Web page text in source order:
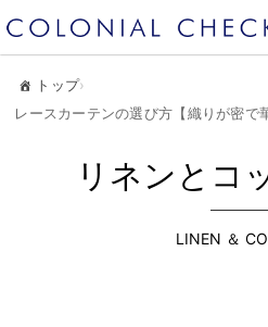
トップ›
レースカーテンの選び方【織りが密で
リネンとコ
LINEN ＆